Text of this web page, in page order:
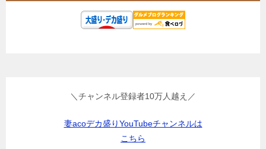
＼チャンネル登録者10万人越え／
妻acoデカ盛りYouTubeチャンネルは
こちら